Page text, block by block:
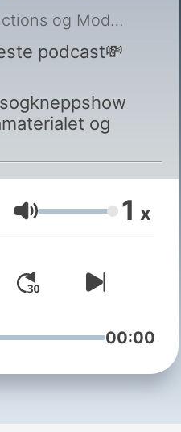
Knepp Productions og Moderne Media
podcast💸
og
Volum 1 x
00:00